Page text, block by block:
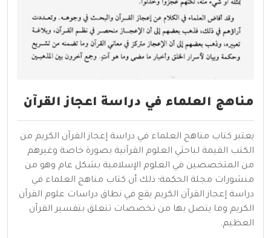
مناهج العلماء في دراسة اعجاز القرآن
يعتبر كتاب مناهج العلماء في دراسة إعجاز القرآن الكريم من
الكتب القيمة لباحثي العلوم القرآنية بصورة خاصة وغيرهم
من المتخصصين في العلوم الإسلامية بشكل عام وهو من
منشورات مجلة الحكمة؛ ذلك أن كتاب مناهج العلماء في
دراسة إعجاز القرآن الكريم يقع في نطاق دراسات علوم القرآن
الكريم وما يتصل بها من تخصصات تتعلق بتفسير القرآن
العظيم.